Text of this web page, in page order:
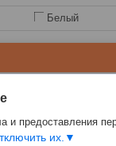
Белый
предоставления
их.